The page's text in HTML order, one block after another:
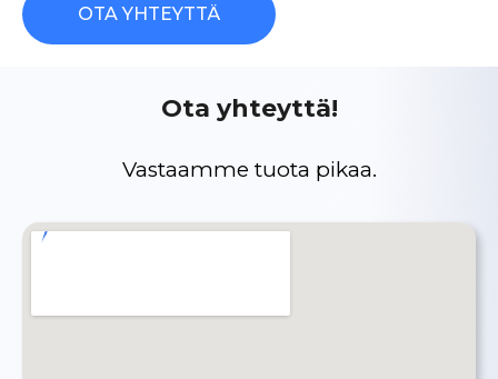
OTA YHTEYTTÄ
Ota yhteyttä!
Vastaamme tuota pikaa.